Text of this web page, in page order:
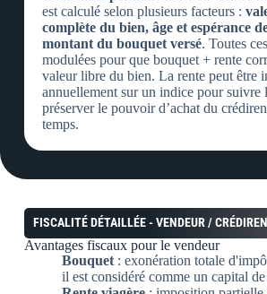
est calculé selon plusieurs facteurs :
complète du bien, âge et espérance
montant du bouquet versé​. Toutes
modulées pour que bouquet + rente
valeur libre du bien. La rente peut être
annuellement sur un indice pour suivre
préserver le pouvoir d’achat du
temps.
FISCALITÉ DÉTAILLÉE - VENDEUR /
Avantages fiscaux pour le vendeur
Bouquet : exonération totale
il est considéré comme un capital de